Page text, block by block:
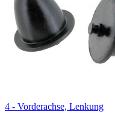
4 - Vorderachse, Lenkung